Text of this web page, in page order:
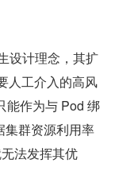
设计理念，其扩
人工介入的高风
能作为与 Pod 绑
集群资源利用率
法发挥其优